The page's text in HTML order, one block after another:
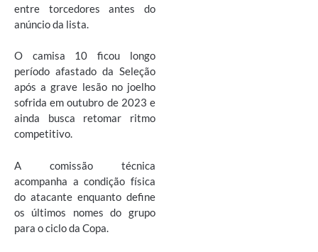
entre torcedores antes do
anúncio da lista.
O camisa 10 ficou longo
período afastado da Seleção
após a grave lesão no joelho
sofrida em outubro de 2023 e
ainda busca retomar ritmo
competitivo.
A comissão técnica
acompanha a condição física
do atacante enquanto define
os últimos nomes do grupo
para o ciclo da Copa.